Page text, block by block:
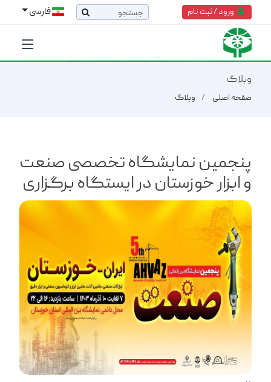
ورود / ثبت نام فارسی
وبلاگ
صفحه اصلی وبلاگ
پنجمین نمایشگاه تخصصی صنعت
و ابزار خوزستان در ایستگاه برگزاری